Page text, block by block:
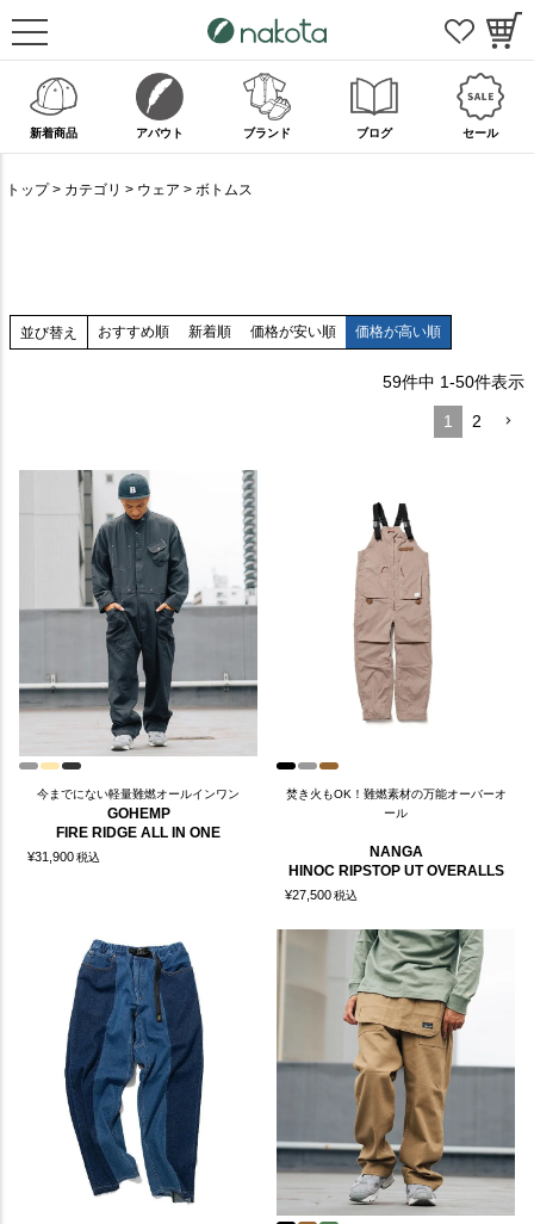
新着商品 アバウト ブランド ブログ セール
トップ カテゴリ ウェア ボトムス
並び替え おすすめ順 新着順 価格が安い順 価格が高い順
59件中 1-50件表示
1 2
今までにない軽量難燃オールインワン
GOHEMP
FIRE RIDGE ALL IN ONE
¥31,900税込
焚き火もOK！難燃素材の万能オーバーオ
ール
NANGA
HINOC RIPSTOP UT OVERALLS
¥27,500税込